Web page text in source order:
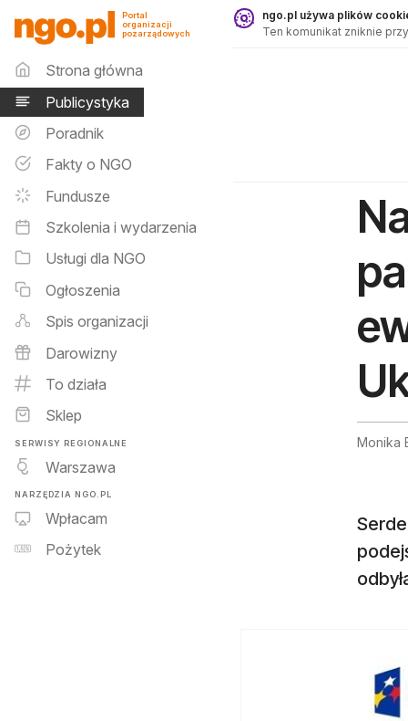
Publicystyka - ngo.pl
Portal
organizacji
pozarządowych
Menu główne
Strona główna
Publicystyka
Poradnik
Fakty o NGO
Fundusze
Szkolenia i wydarzenia
Usługi dla NGO
Ogłoszenia
Spis organizacji
Darowizny
To działa
Sklep
SERWISY REGIONALNE
Warszawa
NARZĘDZIA NGO.PL
Wpłacam
Pożytek
ngo.pl używa plików
Ten komunikat zniknie
Monika